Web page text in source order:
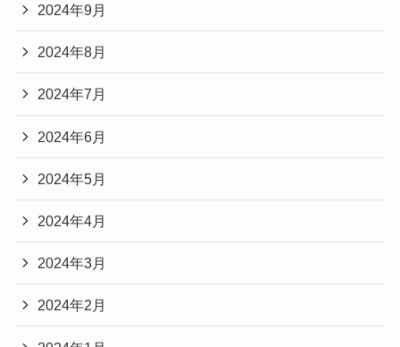
2024年9月
2024年8月
2024年7月
2024年6月
2024年5月
2024年4月
2024年3月
2024年2月